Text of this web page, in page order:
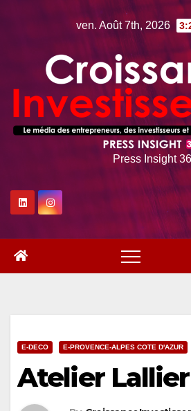
ven. Août 7th, 2026
Press Insight
E-DECO E-PROVENCE-ALPES COTE D'AZUR
Atelier Lallier